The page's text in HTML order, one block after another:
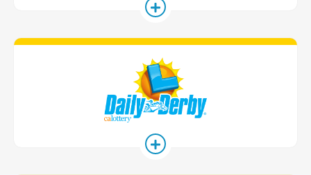
Daily Derby